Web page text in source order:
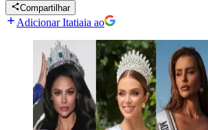
Compartilhar
Adicionar Itatiaia ao